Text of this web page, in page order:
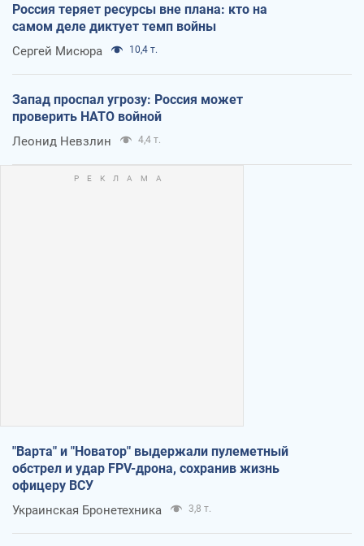
Россия теряет ресурсы вне плана: кто на
самом деле диктует темп войны
Сергей Мисюра 10,4 т.
Запад проспал угрозу: Россия может
проверить НАТО войной
Леонид Невзлин 4,4 т.
"Варта" и "Новатор" выдержали пулеметный
обстрел и удар FPV-дрона, сохранив жизнь
офицеру ВСУ
Украинская Бронетехника 3,8 т.